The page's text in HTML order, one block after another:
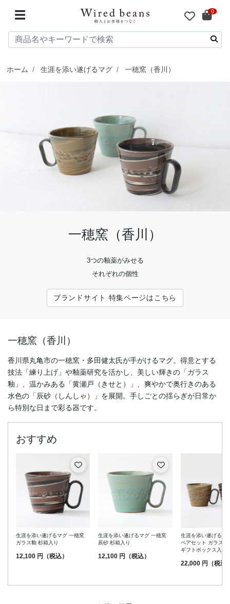
☰ 0
ホーム 生涯を添い遂げるマグ 一穂窯（香川）
一穂窯（香川）
3つの釉薬がみせる
それぞれの個性
ブランドサイト 特集ページはこちら
一穂窯（香川）
香川県丸亀市の一穂窯・多田健太氏が手がけるマグ。得意とする
技法「練り上げ」や釉薬研究を活かし、美しい輝きの「ガラス
釉」、温かみある「黄瀬戸（きせと）」、爽やかで奥行きのある
水色の「辰砂（しんしゃ）」を展開。手しごとの揺らぎが日常か
ら特別な日まで彩る器です。
生涯を添い遂げるマグ 一穂窯
ガラス釉 杉箱入り
12,100 円（税込）
生涯を添い遂げるマグ 一穂窯
辰砂 杉箱入り
12,100 円（税込）
生涯を添い遂げるマ
ペアセット ガラス釉
ギフトボックス入り
22,000 円（税込